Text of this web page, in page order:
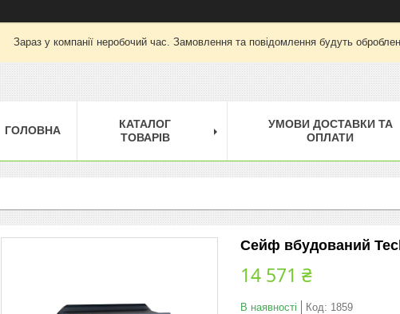
Зараз у компанії неробочий час. Замовлення та повідомлення будуть
ГОЛОВНА
КАТАЛОГ
ТОВАРІВ
УМОВИ ДОСТАВКИ ТА
ОПЛАТИ
Сейф вбудований
14 571 ₴
В наявності Код: 1859